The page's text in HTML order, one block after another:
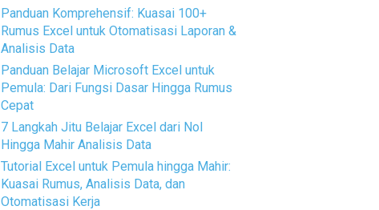
Panduan Komprehensif: Kuasai 100+
Rumus Excel untuk Otomatisasi Laporan &
Analisis Data
Panduan Belajar Microsoft Excel untuk
Pemula: Dari Fungsi Dasar Hingga Rumus
Cepat
7 Langkah Jitu Belajar Excel dari Nol
Hingga Mahir Analisis Data
Tutorial Excel untuk Pemula hingga Mahir:
Kuasai Rumus, Analisis Data, dan
Otomatisasi Kerja